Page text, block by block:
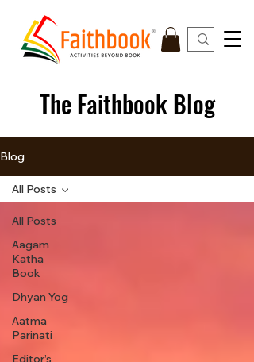
The Faithbook Blog
Blog
All Posts
Aagam
Katha
Book
Dhyan Yog
Aatma
Parinati
Editor’s
All Posts